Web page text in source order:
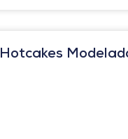
Hotcakes